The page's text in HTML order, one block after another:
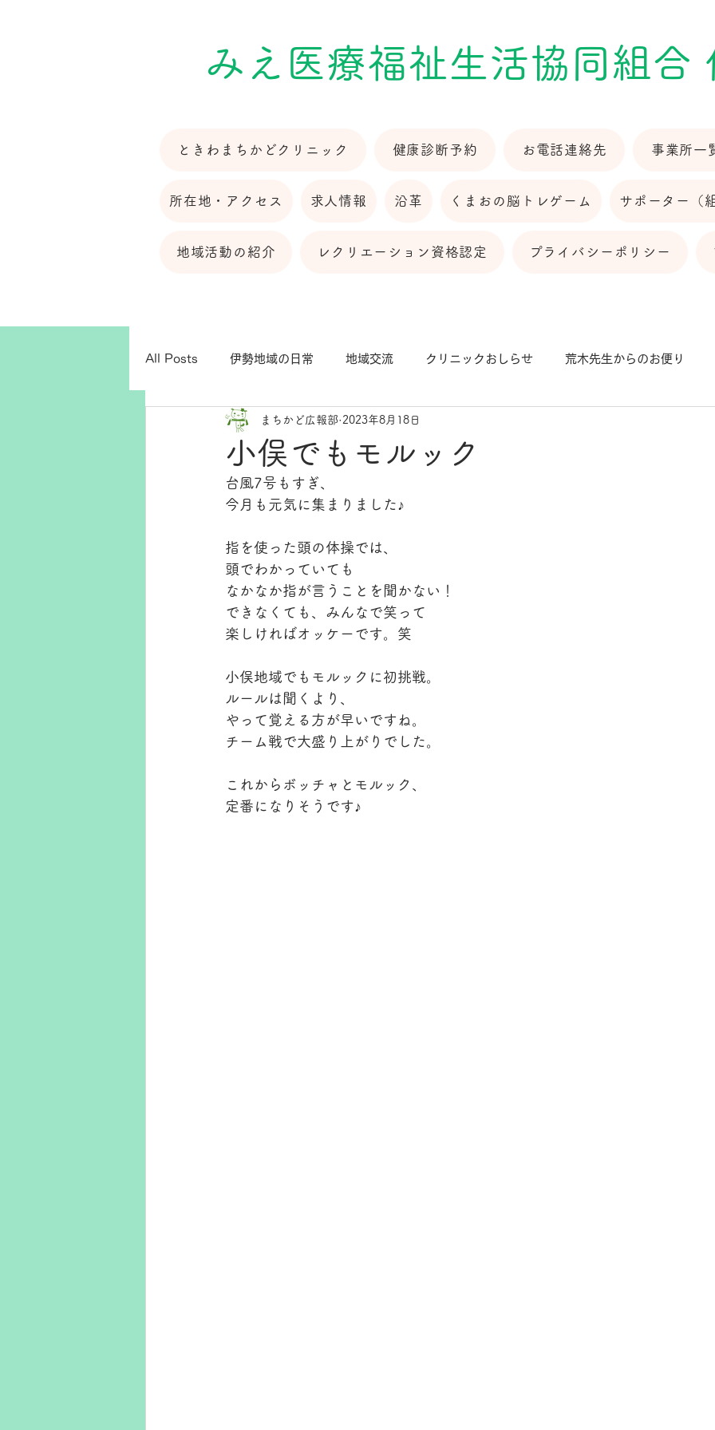
みえ医療福祉生活協同組合
ときわまちかどクリニック 健康診断予約 お電話連絡先 事業所一
所在地・アクセス 求人情報 沿革 くまおの脳トレゲーム サポーター（
地域活動の紹介 レクリエーション資格認定 プライバシーポリシー
All Posts 伊勢地域の日常 地域交流 クリニックおしらせ 荒木先生からのお便り
小俣でもモルック
まちかど広報部 2023年8月18日
台風7号もすぎ、
今月も元気に集まりました♪
指を使った頭の体操では、
頭でわかっていても
なかなか指が言うことを聞かない！
できなくても、みんなで笑って
楽しければオッケーです。笑
小俣地域でもモルックに初挑戦。
ルールは聞くより、
やって覚える方が早いですね。
チーム戦で大盛り上がりでした。
これからボッチャとモルック、
定番になりそうです♪